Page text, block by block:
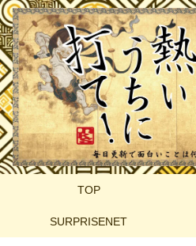
TOP
SURPRISENET